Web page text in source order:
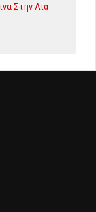
Στην Aία